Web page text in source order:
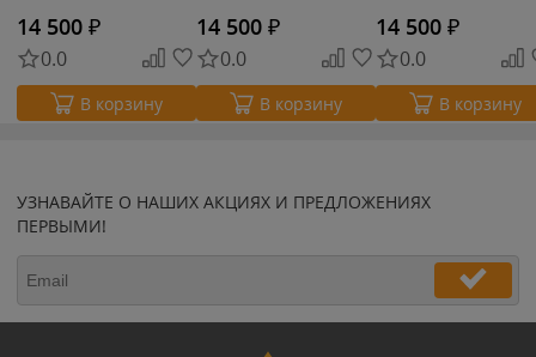
14 500 ₽
0.0
В корзину
14 500 ₽
0.0
В корзину
14 500 ₽
0.0
В корзину
УЗНАВАЙТЕ О НАШИХ АКЦИЯХ И ПРЕДЛОЖЕНИЯХ
ПЕРВЫМИ!